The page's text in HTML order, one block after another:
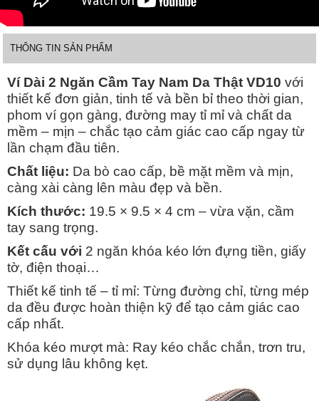
THÔNG TIN SẢN PHẨM
Ví Dài 2 Ngăn Cầm Tay Nam Da Thật VD10 với
thiết kế đơn giản, tinh tế và bền bỉ theo thời gian,
phom ví gọn gàng, đường may tỉ mỉ và chất da
mềm – mịn – chắc tạo cảm giác cao cấp ngay từ
lần chạm đầu tiên.
Chất liệu: Da bò cao cấp, bề mặt mềm và mịn,
càng xài càng lên màu đẹp và bền.
Kích thước: 19.5 × 9.5 × 4 cm – vừa vặn, cầm
tay sang trọng.
Kết cấu với 2 ngăn khóa kéo lớn đựng tiền, giấy
tờ, điện thoại…
Thiết kế tinh tế – tỉ mỉ: Từng đường chỉ, từng mép
da đều được hoàn thiện kỹ để tạo cảm giác cao
cấp nhất.
Khóa kéo mượt mà: Ray kéo chắc chắn, trơn tru,
sử dụng lâu không kẹt.